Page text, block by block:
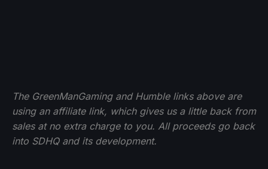
The GreenManGaming and Humble links above are
using an affiliate link, which gives us a little back from
sales at no extra charge to you. All proceeds go back
into SDHQ and its development.